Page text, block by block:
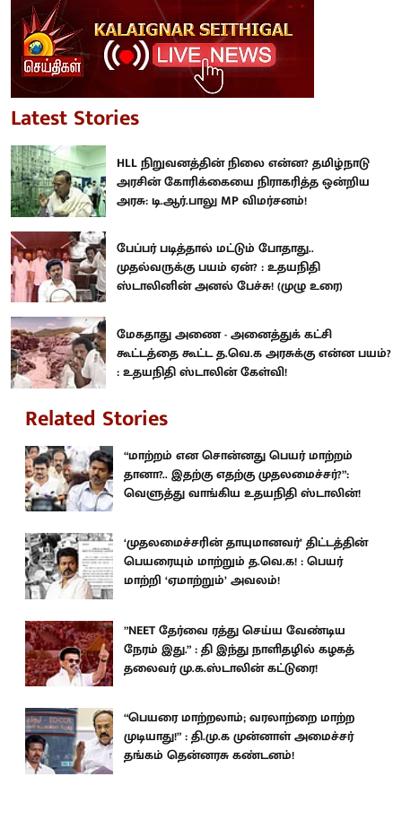
Latest Stories
HLL நிறுவனத்தின் நிலை என்ன? தமிழ்நாடு
அரசின் கோரிக்கையை நிராகரித்த ஒன்றிய
அரசு: டி.ஆர்.பாலு MP விமர்சனம்!
பேப்பர் படித்தால் மட்டும் போதாது..
முதல்வருக்கு பயம் ஏன்? : உதயநிதி
ஸ்டாலினின் அனல் பேச்சு! (முழு உரை)
மேகதாது அணை - அனைத்துக் கட்சி
கூட்டத்தை கூட்ட த.வெ.க அரசுக்கு என்ன பயம்?
: உதயநிதி ஸ்டாலின் கேள்வி!
Related Stories
“மாற்றம் என சொன்னது பெயர் மாற்றம்
தானா?.. இதற்கு எதற்கு முதலமைச்சர்?”:
வெளுத்து வாங்கிய உதயநிதி ஸ்டாலின்!
‘முதலமைச்சரின் தாயுமானவர்’ திட்டத்தின்
பெயரையும் மாற்றும் த.வெ.க! : பெயர்
மாற்றி ‘ஏமாற்றும்’ அவலம்!
”NEET தேர்வை ரத்து செய்ய வேண்டிய
நேரம் இது.” : தி இந்து நாளிதழில் கழகத்
தலைவர் மு.க.ஸ்டாலின் கட்டுரை!
“பெயரை மாற்றலாம்; வரலாற்றை மாற்ற
முடியாது!” : தி.மு.க முன்னாள் அமைச்சர்
தங்கம் தென்னரசு கண்டனம்!